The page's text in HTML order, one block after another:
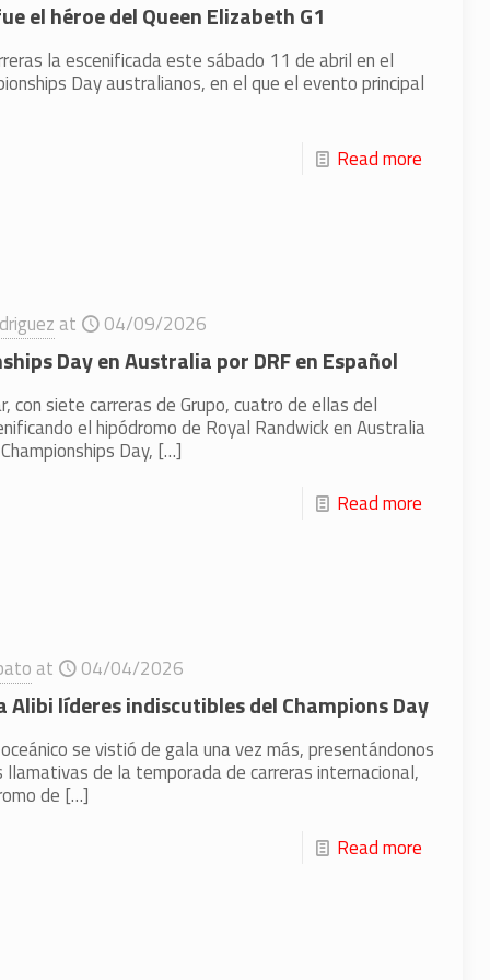
el héroe del Queen Elizabeth G1
la escenificada este sábado 11 de abril en el
Day australianos, en el que el evento principal
Read more
at 04/09/2026
Day en Australia por DRF en Español
con siete carreras de Grupo, cuatro de ellas del
el hipódromo de Royal Randwick en Australia
Day, […]
Read more
at 04/04/2026
Alibi líderes indiscutibles del Champions Day
se vistió de gala una vez más, presentándonos
de la temporada de carreras internacional,
de […]
Read more